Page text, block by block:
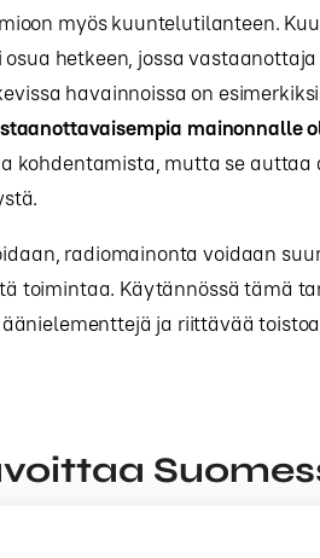
myös kuuntelutilanteen.
hetkeen, jossa
havainnoissa on
mainonnalle
kohdentamista, mutta se
radiomainonta voidaan
toimintaa. Käytännössä tämä
ja riittävää